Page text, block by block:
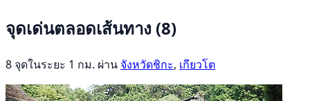
จุดเด่นตลอดเส้นทาง (8)
8 จุดในระยะ 1 กม. ผ่าน จังหวัดชิกะ, เกียวโต